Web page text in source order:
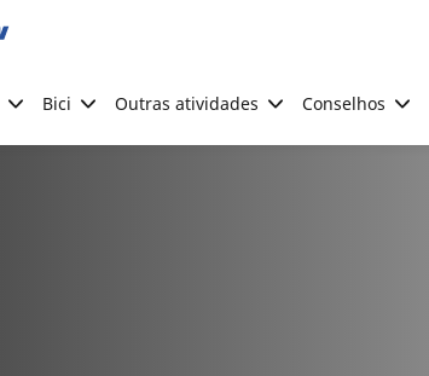
Bici Outras atividades Conselhos